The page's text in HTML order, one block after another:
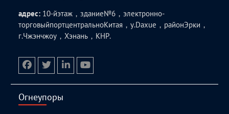
адрес: 10-йэтаж，здание№6，электронно-
торговыйпортцентральноКитая，у.Daxue，районЭрки，
г.Чжэнчжоу，Хэнань，КНР.
Огнеупоры